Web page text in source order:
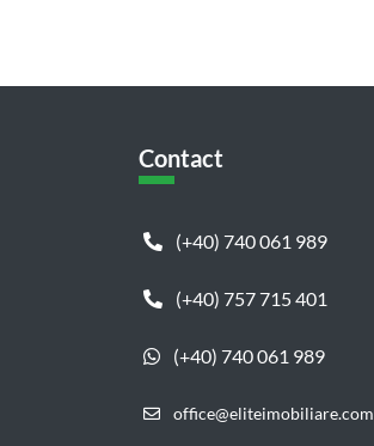
Contact
(+40) 740 061 989
(+40) 757 715 401
(+40) 740 061 989
office@eliteimobiliare.com